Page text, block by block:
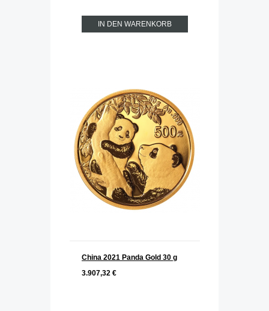
IN DEN WARENKORB
China 2021 Panda Gold 30 g
3.907,32 €